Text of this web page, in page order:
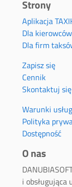
Strony
Aplikacja
Dla kierowców
Dla firm
Zapisz się
Cennik
Skontaktuj
Warunki
Polityka
Dostępność
O nas
i obsługująca